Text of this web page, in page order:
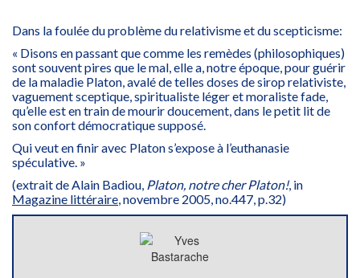
Dans la foulée du problème du relativisme et du scepticisme:
« Disons en passant que comme les remèdes (philosophiques)
sont souvent pires que le mal, elle a, notre époque, pour guérir
de la maladie Platon, avalé de telles doses de sirop relativiste,
vaguement sceptique, spiritualiste léger et moraliste fade,
qu’elle est en train de mourir doucement, dans le petit lit de
son confort démocratique supposé.
Qui veut en finir avec Platon s’expose à l’euthanasie
spéculative. »
(extrait de Alain Badiou, Platon, notre cher Platon!, in
Magazine littéraire , novembre 2005, no.447, p.32)